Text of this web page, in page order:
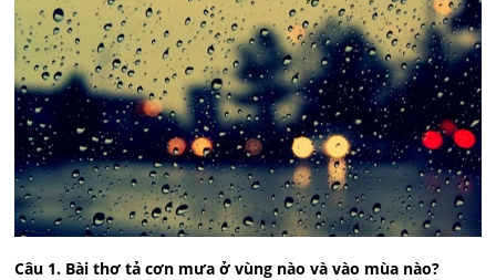
Câu 1. Bài thơ tả cơn mưaở vùng nào và vào mùa nào?